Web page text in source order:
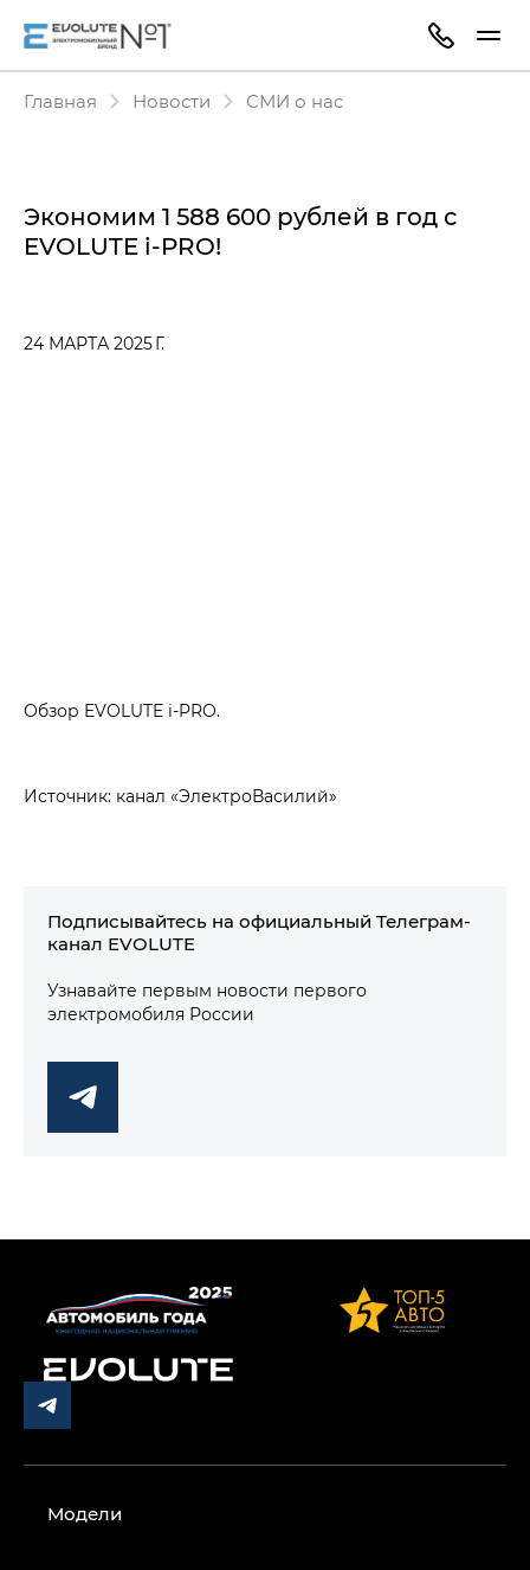
Главная Новости СМИ о нас
Экономим 1 588 600 рублей в год с
EVOLUTE i‑PRO!
24 МАРТА 2025 Г.
Обзор EVOLUTE i‑PRO.
Источник: канал «ЭлектроВасилий»
Подписывайтесь на официальный Телеграм-
канал EVOLUTE
Узнавайте первым новости первого
электромобиля России
Модели